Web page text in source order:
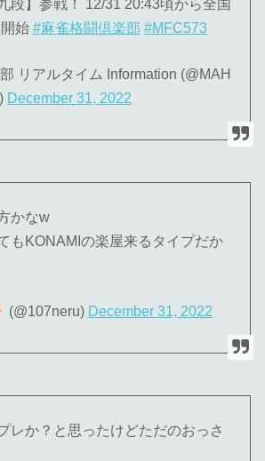
段】参戦！ 12/31 20:43頃から全国
開始#麻雀格闘倶楽部 #MFC573
リアルタイム Information (@MAH
December 31, 2022
かなw
もKONAMIの楽屋来るタイプだか
(@107neru) December 31, 2022
レか？と思ったけどただのおっさ